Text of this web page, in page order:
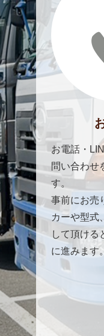
お電話・
問い合わせ
す。
事前にお売
カーや型式
して頂ける
に進みます